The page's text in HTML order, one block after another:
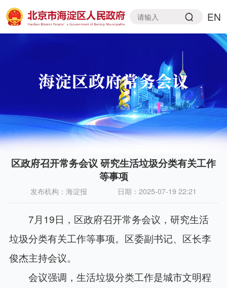
EN
区政府召开常务会议 研究生活垃圾分类有关工作
等事项
发布机构：海淀报 日期： 2025-07-19 22:21
7月19日，区政府召开常务会议，研究生活
垃圾分类有关工作等事项。区委副书记、区长李
俊杰主持会议。
会议强调，生活垃圾分类工作是城市文明程